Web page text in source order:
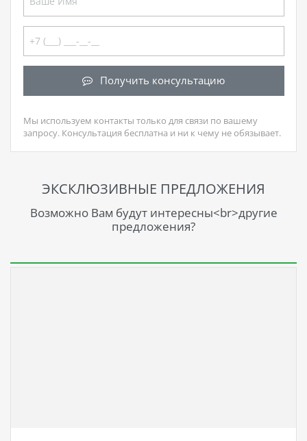
Получить консультацию
Мы используем контакты только для связи по вашему
запросу. Консультация бесплатна и ни к чему не обязывает.
ЭКСКЛЮЗИВНЫЕ ПРЕДЛОЖЕНИЯ
Возможно Вам будут интересны<br>другие
предложения?